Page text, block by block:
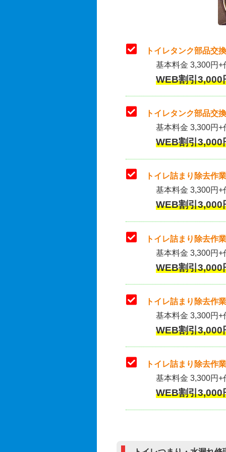
トイレタンク部品交
基本料金 3,300円
WEB割引
トイレタンク部品交
基本料金 3,300円+
WEB割引
トイレ詰まり除去作
基本料金 3,300円+
WEB割引
トイレ詰まり除去作
基本料金 3,300円+
WEB割引
トイレ詰まり除去
基本料金 3,300円+
WEB割引
トイレ詰まり除去作
基本料金 3,300円+
WEB割引